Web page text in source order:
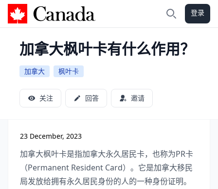
加拿大攻略 登录
加拿大枫叶卡有什么作用？
加拿大 枫叶卡
关注 回答 邀请
23 December, 2023
加拿大枫叶卡是指加拿大永久居民卡，也称为PR卡
（Permanent Resident Card）。它是加拿大移民
局发放给拥有永久居民身份的人的一种身份证明。